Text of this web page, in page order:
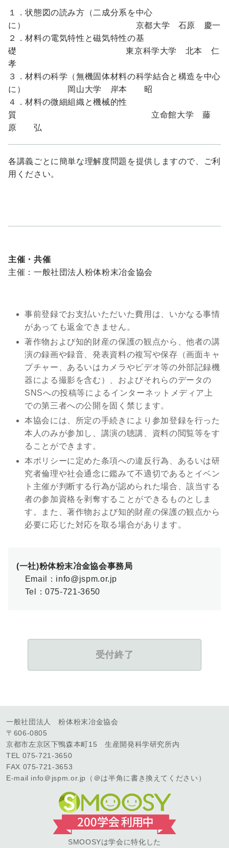
１．状態図の読み方（二成分系を中心
に） 京都大学 石原 慶一
２．材料の電気特性と磁気特性の基
礎 東京科学大学 北本 仁
孝
３．材料の科学（無機固体材料の科学結合と構造を中心
に） 岡山大学 岸本 昭
４．材料の微細組織と機械的性
質 立命館大学 藤
原 弘
各講義ごとに簡単な理解度問題を提供しますので、ご利
用ください。
主催・共催
主催：一般社団法人粉体粉末冶金協会
事前登録でお支払いただいた費用は、いかなる事情
があっても返金できません。
著作物および知的財産の保護の観点から、他者の講
演の録画や録音、発表資料の複写や保存（画面キャ
プチャー、あるいはカメラやビデオ等の外部記録機
器による撮影を含む）、およびそれらのデータの
SNSへの投稿等によるインターネットメディア上
での第三者への公開を固く禁じます。
本協会には、所定の手続きにより参加登録を行った
本人のみが参加し、講演の聴講、資料の閲覧等をす
ることができます。
本ポリシーに定めた条項への違反行為、あるいは研
究者倫理や社会通念に鑑みて不適切であるとイベン
ト主催が判断する行為が認められた場合、該当する
者の参加資格を剥奪することができるものとしま
す。また、著作物および知的財産の保護の観点から
必要に応じた対応を取る場合があります。
(一社)粉体粉末冶金協会事務局
Email：info@jspm.or.jp
Tel：075-721-3650
受付終了
一般社団法人 粉体粉末冶金協会
〒606-0805
京都市左京区下鴨森本町15 生産開発科学研究所内
TEL 075-721-3650
FAX 075-721-3653
E-mail info＠jspm.or.jp（＠は半角に書き換えてください）
SMOOSYは学会に特化した